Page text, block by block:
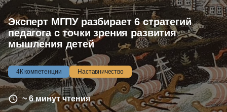
Эксперт МГПУ разбирает 6 стратегий
педагога с точки зрения развития
мышления детей
4К компетенции Наставничество
~ 6 минут чтения